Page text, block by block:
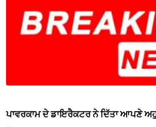
ਪਾਵਰਕਾਮ ਦੇ ਡਾਇਰੈਕਟਰ ਨੇ ਦਿੱਤਾ ਆਪਣੇ